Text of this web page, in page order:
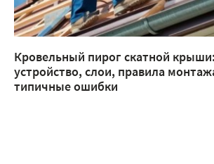
Кровельный пирог скатной крыши:
устройство, слои, правила
типичные ошибки